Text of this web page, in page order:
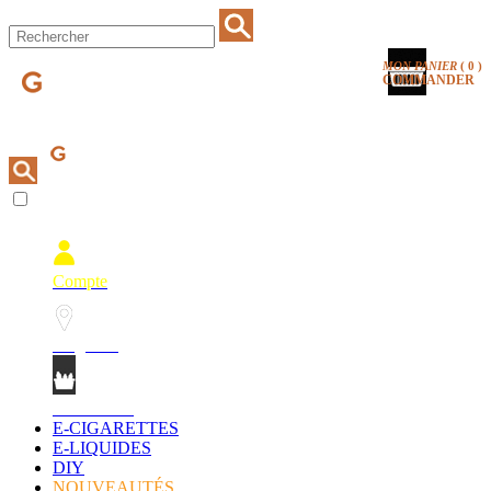
MON PANIER ( 0 )
COMMANDER
Compte
E-CIGARETTES
E-LIQUIDES
DIY
NOUVEAUTÉS